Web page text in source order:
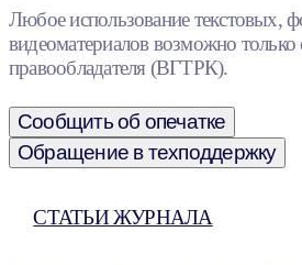
Любое использование текстовых,
видеоматериалов возможно только
правообладателя (ВГТРК).
Сообщить об опечатке
Обращение в техподдержку
СТАТЬИ ЖУРНАЛА